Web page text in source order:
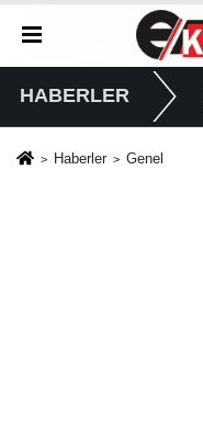
HABERLER
Haberler Genel